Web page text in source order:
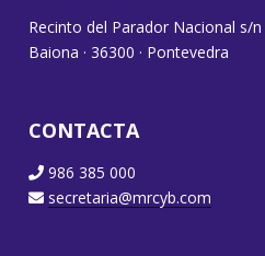
Recinto del Parador Nacional s/n
Baiona · 36300 · Pontevedra
CONTACTA
986 385 000
secretaria@mrcyb.com